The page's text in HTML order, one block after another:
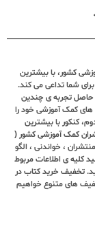
کشور، با بیشترین
شما تداعی می کند.
ها حاصل تجربه ی چندین
های کمک آموزشی خود را
کنکور با بیشترین
کمک آموزشی کشور (
، خواندنی ، الگو
کلیه ی اطلاعات مربوط
تخفیف خرید کتاب در
های متنوع خواهیم